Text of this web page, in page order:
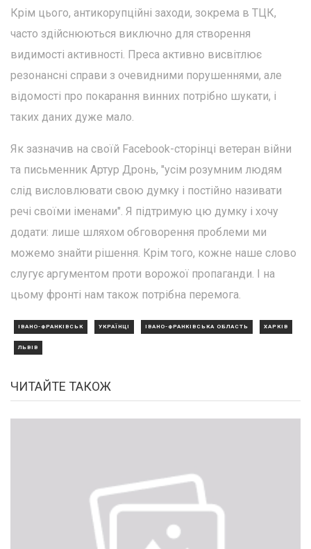
Крім цього, антикорупційні заходи, зокрема в ТЦК,
часто здійснюються виключно для створення
видимості активності. Преса активно висвітлює
резонансні справи з очевидними порушеннями, але
відомості про покарання винних потрібно шукати, і
таких даних дуже мало.
Як зазначив на своїй Facebook-сторінці ветеран війни
та письменник Артур Дронь, "усім розумним людям
слід висловлювати свою думку і постійно називати
речі своїми іменами". Я підтримую цю думку і хочу
додати: лише шляхом обговорення проблеми ми
можемо знайти рішення. Крім того, кожне наше слово
слугує аргументом проти ворожої пропаганди. І на
цьому фронті нам також потрібна перемога.
ІВАНО-ФРАНКІВСЬК УКРАЇНЦІ ІВАНО-ФРАНКІВСЬКА ОБЛАСТЬ ХАРКІВ
ЛЬВІВ
ЧИТАЙТЕ ТАКОЖ